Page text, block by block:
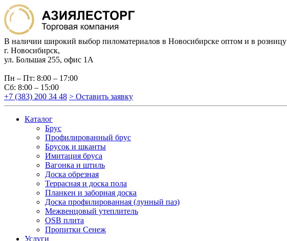
В наличии широкий выбор пиломатериалов в Новосибирске оптом и в розницу
г. Новосибирск,
ул. Большая 255, офис 1А
Пн – Пт: 8:00 – 17:00
Сб: 8:00 – 15:00
+7 (383) 200 34 48 > Оставить заявку
Каталог
Брус
Профилированный брус
Брусок и шканты
Имитация бруса
Вагонка и штиль
Доска обрезная
Террасная и доска пола
Планкен и заборная доска
Доска профилированная (лунный паз)
Межвенцовый утеплитель
OSB плита
Пропитки Сенеж
Услуги